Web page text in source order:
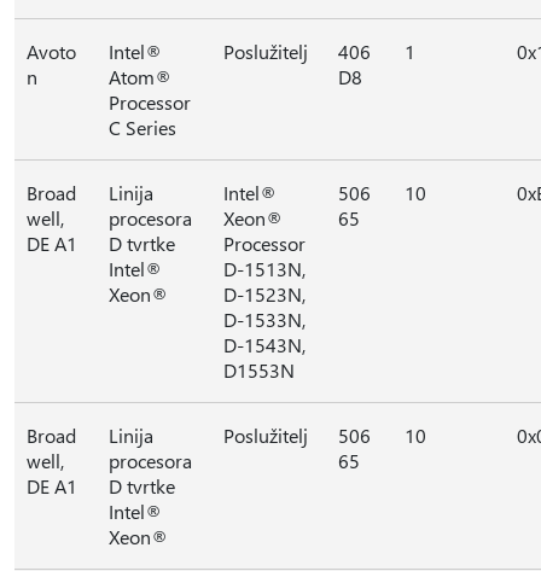
Avoto
n
Intel®
Atom®
Processor
C Series
Poslužitelj
406
D8
1
Broad
well,
DE A1
Linija
procesora
D tvrtke
Intel®
Xeon®
Intel®
Xeon®
Processor
D-1513N,
D-1523N,
D-1533N,
D-1543N,
D1553N
506
65
10
Broad
well,
DE A1
Linija
procesora
D tvrtke
Intel®
Xeon®
Poslužitelj
506
65
10